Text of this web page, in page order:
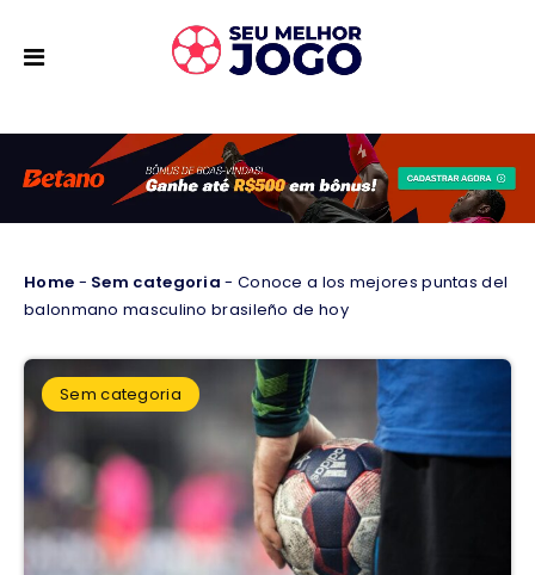
Home - Sem categoria - Conoce a los mejores puntas del
balonmano masculino brasileño de hoy
Sem categoria